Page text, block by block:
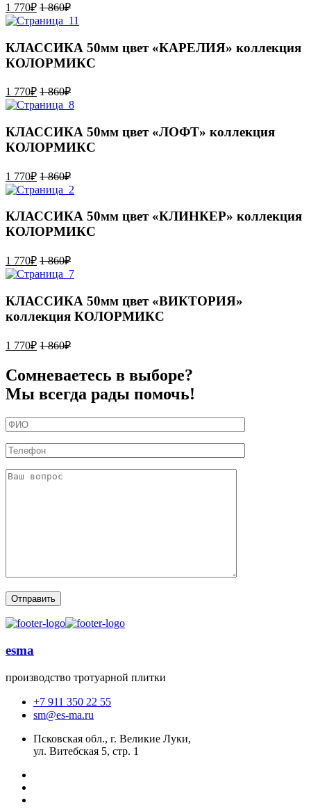
1 770₽ 1 860₽
КЛАССИКА 50мм цвет «КАРЕЛИЯ» коллекция
КОЛОРМИКС
1 770₽ 1 860₽
КЛАССИКА 50мм цвет «ЛОФТ» коллекция
КОЛОРМИКС
1 770₽ 1 860₽
КЛАССИКА 50мм цвет «КЛИНКЕР» коллекция
КОЛОРМИКС
1 770₽ 1 860₽
КЛАССИКА 50мм цвет «ВИКТОРИЯ»
коллекция КОЛОРМИКС
1 770₽ 1 860₽
Сомневаетесь в выборе?
Мы всегда рады помочь!
esma
производство тротуарной плитки
+7 911 350 22 55
sm@es-ma.ru
Псковская обл., г. Великие Луки,
ул. Витебская 5, стр. 1